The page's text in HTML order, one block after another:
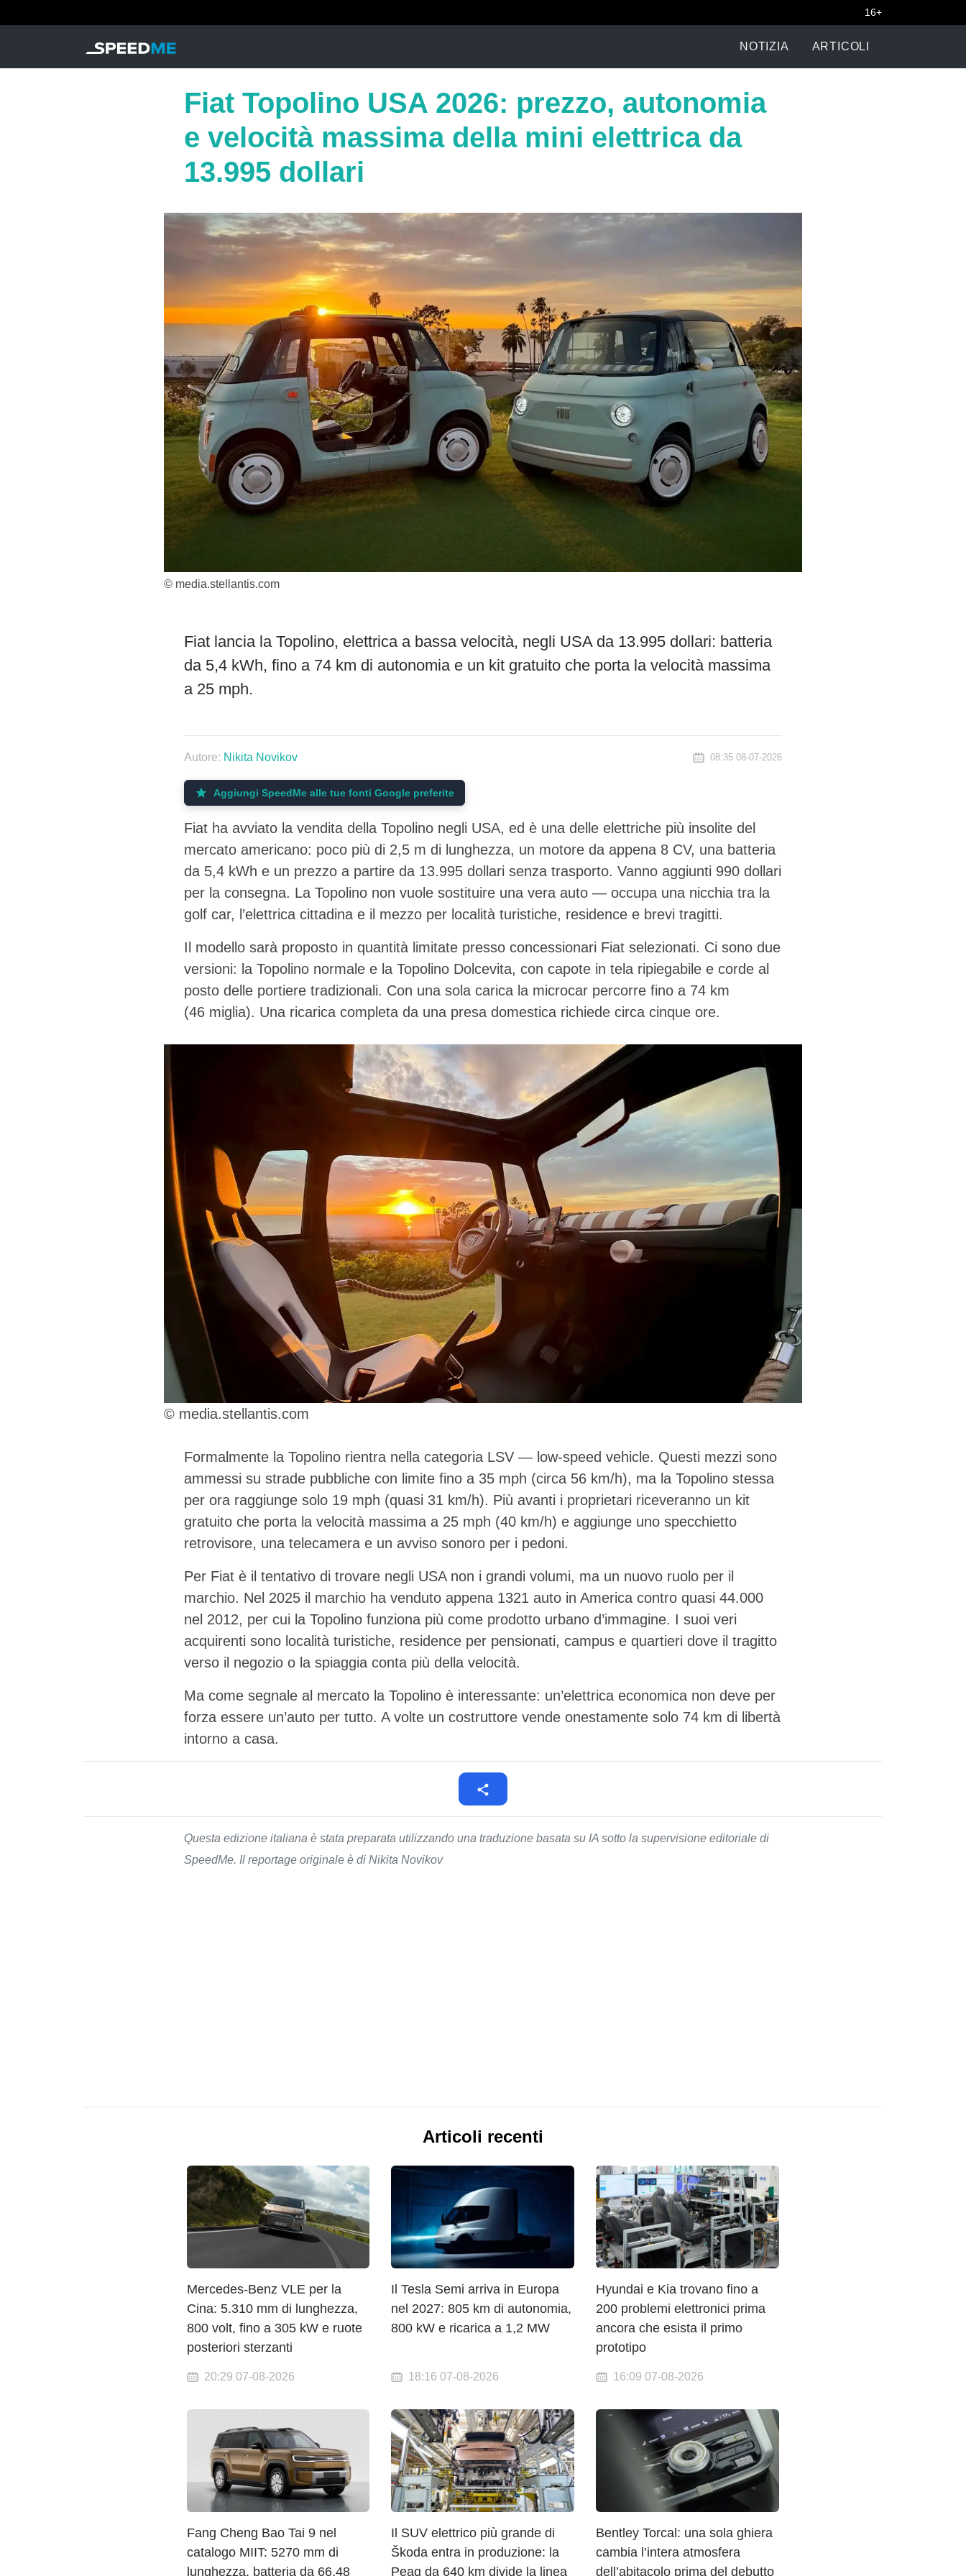
16+
NOTIZIA ARTICOLI
Fiat Topolino USA 2026: prezzo, autonomia
e velocità massima della mini elettrica da
13.995 dollari
© media.stellantis.com
Fiat lancia la Topolino, elettrica a bassa velocità, negli USA da 13.995 dollari: batteria
da 5,4 kWh, fino a 74 km di autonomia e un kit gratuito che porta la velocità massima
a 25 mph.
Autore: Nikita Novikov 08:35 08-07-2026
Aggiungi SpeedMe alle tue fonti Google preferite
Fiat ha avviato la vendita della Topolino negli USA, ed è una delle elettriche più insolite del
mercato americano: poco più di 2,5 m di lunghezza, un motore da appena 8 CV, una batteria
da 5,4 kWh e un prezzo a partire da 13.995 dollari senza trasporto. Vanno aggiunti 990 dollari
per la consegna. La Topolino non vuole sostituire una vera auto — occupa una nicchia tra la
golf car, l’elettrica cittadina e il mezzo per località turistiche, residence e brevi tragitti.
Il modello sarà proposto in quantità limitate presso concessionari Fiat selezionati. Ci sono due
versioni: la Topolino normale e la Topolino Dolcevita, con capote in tela ripiegabile e corde al
posto delle portiere tradizionali. Con una sola carica la microcar percorre fino a 74 km
(46 miglia). Una ricarica completa da una presa domestica richiede circa cinque ore.
© media.stellantis.com
Formalmente la Topolino rientra nella categoria LSV — low-speed vehicle. Questi mezzi sono
ammessi su strade pubbliche con limite fino a 35 mph (circa 56 km/h), ma la Topolino stessa
per ora raggiunge solo 19 mph (quasi 31 km/h). Più avanti i proprietari riceveranno un kit
gratuito che porta la velocità massima a 25 mph (40 km/h) e aggiunge uno specchietto
retrovisore, una telecamera e un avviso sonoro per i pedoni.
Per Fiat è il tentativo di trovare negli USA non i grandi volumi, ma un nuovo ruolo per il
marchio. Nel 2025 il marchio ha venduto appena 1321 auto in America contro quasi 44.000
nel 2012, per cui la Topolino funziona più come prodotto urbano d’immagine. I suoi veri
acquirenti sono località turistiche, residence per pensionati, campus e quartieri dove il tragitto
verso il negozio o la spiaggia conta più della velocità.
Ma come segnale al mercato la Topolino è interessante: un’elettrica economica non deve per
forza essere un’auto per tutto. A volte un costruttore vende onestamente solo 74 km di libertà
intorno a casa.
Questa edizione italiana è stata preparata utilizzando una traduzione basata su IA sotto la supervisione editoriale di
SpeedMe. Il reportage originale è di Nikita Novikov
Articoli recenti
Mercedes-Benz VLE per la
Cina: 5.310 mm di lunghezza,
800 volt, fino a 305 kW e ruote
posteriori sterzanti
20:29 07-08-2026
Il Tesla Semi arriva in Europa
nel 2027: 805 km di autonomia,
800 kW e ricarica a 1,2 MW
18:16 07-08-2026
Hyundai e Kia trovano fino a
200 problemi elettronici prima
ancora che esista il primo
prototipo
16:09 07-08-2026
Fang Cheng Bao Tai 9 nel
catalogo MIIT: 5270 mm di
lunghezza, batteria da 66,48
Il SUV elettrico più grande di
Škoda entra in produzione: la
Peaq da 640 km divide la linea
Bentley Torcal: una sola ghiera
cambia l’intera atmosfera
dell’abitacolo prima del debutto